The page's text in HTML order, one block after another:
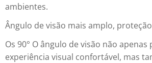
ambientes.
Ângulo de visão mais amplo,
Os 90° O ângulo de visão não
experiência visual confortável, mas